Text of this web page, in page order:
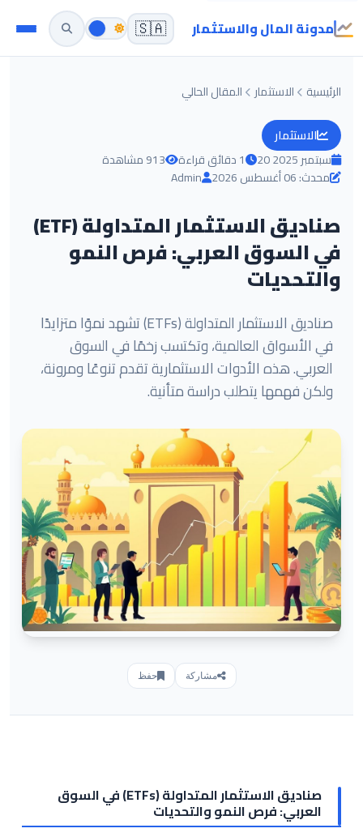
مدونة المال والاستثمار 🇸🇦
الرئيسية الاستثمار المقال الحالي
الاستثمار
20 سبتمبر 2025
1 دقائق قراءة
913 مشاهدة
محدث: 06 أغسطس 2026
Admin
صناديق الاستثمار المتداولة (ETF)
في السوق العربي: فرص النمو
والتحديات
صناديق الاستثمار المتداولة (ETFs) تشهد نموًا متزايدًا
في الأسواق العالمية، وتكتسب زخمًا في السوق
العربي. هذه الأدوات الاستثمارية تقدم تنوعًا ومرونة،
ولكن فهمها يتطلب دراسة متأنية.
مشاركة حفظ
صناديق الاستثمار المتداولة (ETFs) في السوق
العربي: فرص النمو والتحديات